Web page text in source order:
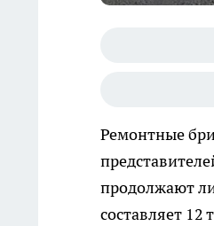
Ремонтные
продолжают
составляет 12